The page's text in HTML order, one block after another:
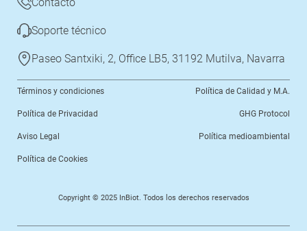
Soporte técnico
Paseo Santxiki, 2, Office LB5, 31192 Mutilva, Navarra
Términos y condiciones
Política de Privacidad
Aviso Legal
Política de Cookies
Política de Calidad y M.A.
GHG Protocol
Política medioambiental
Copyright © 2025 InBiot. Todos los derechos reservados